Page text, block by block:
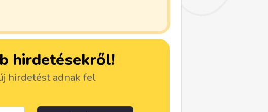
hirdetésekről!
hirdetést adnak fel